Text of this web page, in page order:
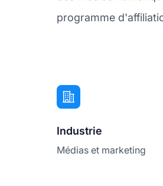
programme
Industrie
Médias et marketing